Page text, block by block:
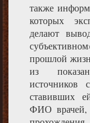
также
которых
делают
прошлой
из
ставивших
ФИО врачей,